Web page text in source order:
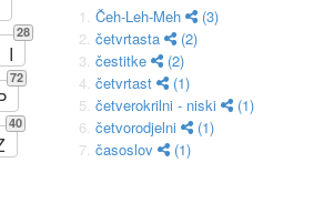
I
28
72
40
1. Čeh-Leh-Meh
(3)
2. četvrtasta
(2)
3. čestitke
(2)
4. četvrtast
(1)
5. četverokrilni - niski
(1)
6. četvorodjelni
(1)
7. časoslov (1)